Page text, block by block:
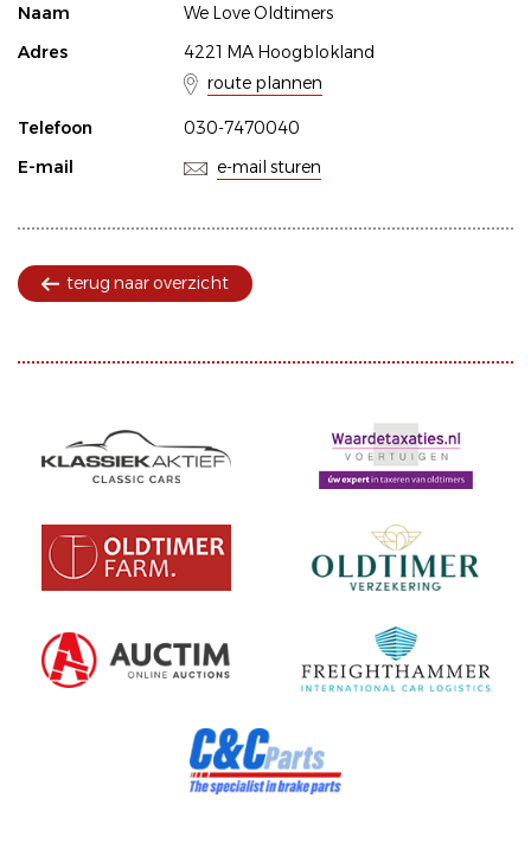
Naam
We Love Oldtimers
Adres
4221 MA Hoogblokland
route plannen
Telefoon
030-7470040
E-mail
e-mail sturen
terug naar overzicht